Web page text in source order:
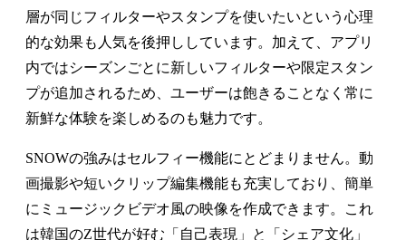
層が同じフィルターやスタンプを使いたいという心理
的な効果も人気を後押ししています。加えて、アプリ
内ではシーズンごとに新しいフィルターや限定スタン
プが追加されるため、ユーザーは飽きることなく常に
新鮮な体験を楽しめるのも魅力です。
SNOWの強みはセルフィー機能にとどまりません。動
画撮影や短いクリップ編集機能も充実しており、簡単
にミュージックビデオ風の映像を作成できます。これ
は韓国のZ世代が好む「自己表現」と「シェア文化」